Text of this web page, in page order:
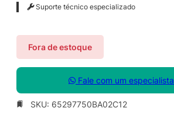
Suporte técnico especializado
Fora de estoque
Fale com um especialista
SKU: 65297750BA02C12